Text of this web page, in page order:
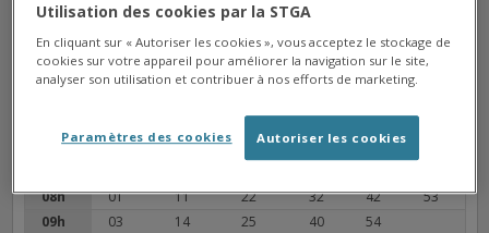
Service non disponible pour
le moment.
06h
14 34
08h
01 11 22 32 42
53
09h
03 14 25 40
54
Utilisation des cookies par la STGA
En cliquant sur « Autoriser les cookies », vous acceptez le stockage de
cookies sur votre appareil pour améliorer la navigation sur le site,
analyser son utilisation et contribuer à nos efforts de marketing.
Autoriser les cookies
Paramètres des cookies